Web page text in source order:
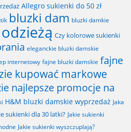
Allegro sukienki do 50 zł
bluzki dam bluzki damkie
Czy kolorowe sukienki
eleganckie bluzki damskie
internetowy fajne bluzki damskie fajne
kupować markowe
najlepsze promocje na
H&M bluzki damskie wyprzedaż Jaka
sukienki dla 30 latki? Jakie sukienki
Jakie sukienki wyszczuplają?